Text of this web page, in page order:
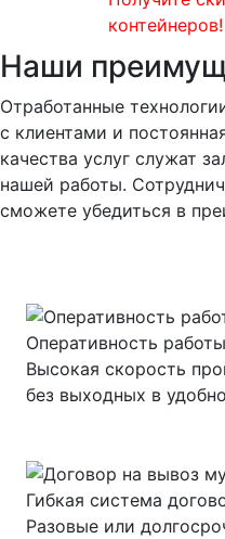
контейнеров!
Наши
Отработанные
с клиентами и
качества услуг служат
нашей работы.
сможете убедиться в
Оперативность работы
Высокая скорость
без выходных в
Гибкая система
Разовые или